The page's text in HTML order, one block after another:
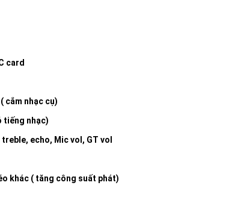
card
cắm nhạc cụ)
tiếng nhạc)
echo, Mic vol, GT vol
khác ( tăng công suất phát)